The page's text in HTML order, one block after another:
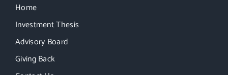
Home
Investment Thesis
Advisory Board
Giving Back